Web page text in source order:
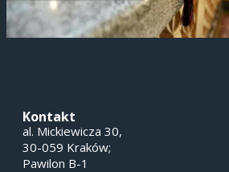
Kontakt
al. Mickiewicza 30,
30-059 Kraków;
Pawilon B-1